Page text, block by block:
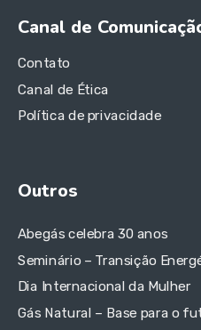
Canal de
Contato
Canal de Ética
Política de privacidade
Outros
Abegás celebra 30 anos
Seminário – Transição
Dia Internacional da Mulher
Gás Natural – Base para o